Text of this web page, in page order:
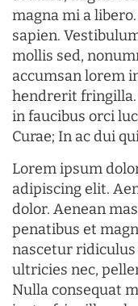
magna mi a
sapien.
mollis sed,
accumsan lorem
hendrerit
in faucibus orci
Curae; In ac dui
Lorem ipsum
adipiscing elit.
dolor. Aenean
penatibus et
nascetur ridiculus
ultricies nec,
Nulla consequat